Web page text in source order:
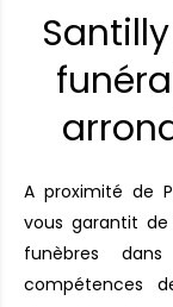
A proximité de
vous garantit de
funèbres
compétences